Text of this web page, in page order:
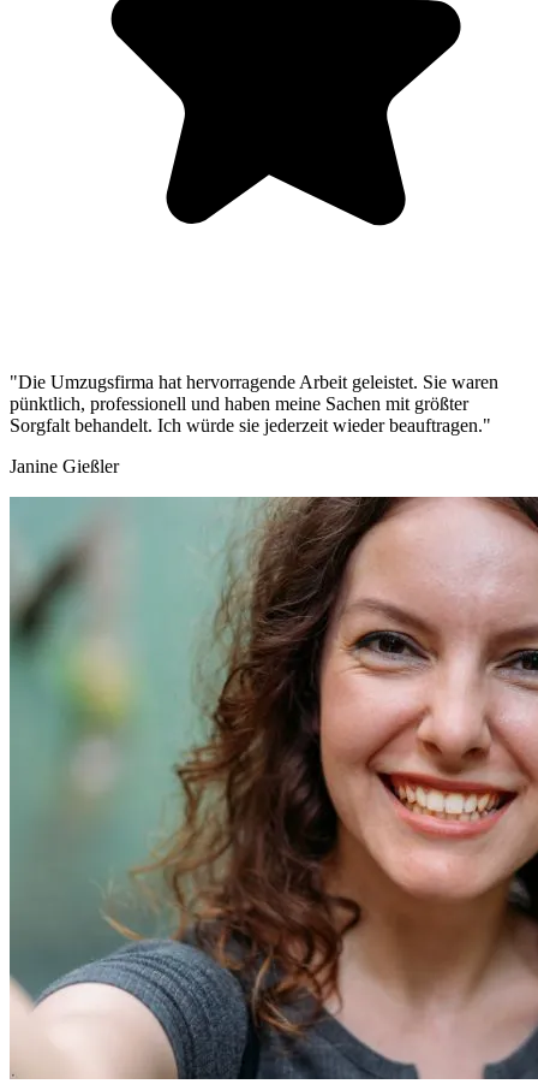
"Die Umzugsfirma hat hervorragende Arbeit geleistet. Sie waren
pünktlich, professionell und haben meine Sachen mit größter
Sorgfalt behandelt. Ich würde sie jederzeit wieder beauftragen."
Janine Gießler